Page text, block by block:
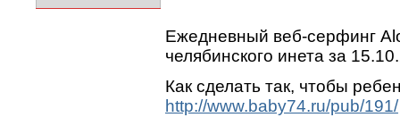
Ежедневный веб-серфинг
челябинского инета за
Как сделать так, чтобы
http://www.baby74.ru/pub/191/